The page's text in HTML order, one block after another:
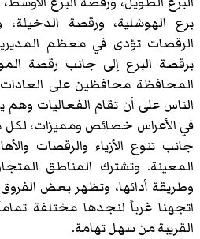
برع الهوشلية، ورقصة
الرقصات تؤدى في معظم
برقصة البرع إلى جانب رقصة الموج
المحافظة محافظين على العادات
الناس على أن تقام الفعاليات وهم
في الأعراس خصائص ومميزات،
جانب تنوع الأزياء والرقصات
المعينة. وتشترك المناطق
وطريقة أدائها، وتظهر بعض
اتجهنا غرباً لنجدها مختلفة
القريبة من سهل تهامة.